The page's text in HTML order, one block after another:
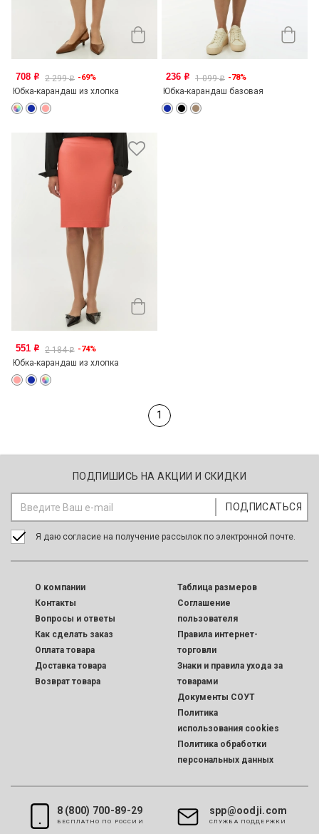
708 o 2 299o -69%
Юбка-карандаш из хлопка
236 o 1 099o -78%
Юбка-карандаш базовая
551 o 2 184o -74%
Юбка-карандаш из хлопка
1
ПОДПИШИСЬ НА АКЦИИ И СКИДКИ
Я даю согласие на получение рассылок по электронной почте.
O компании
Контакты
Вопросы и ответы
Как сделать заказ
Оплата товара
Доставка товара
Возврат товара
Таблица размеров
Соглашение
пользователя
Правила интернет-
торговли
Знаки и правила ухода за
товарами
Документы СОУТ
Политика
использования cookies
Политика обработки
персональных данных
8 (800) 700-89-29
БЕСПЛАТНО ПО РОССИИ
spp@oodji.com
CЛУЖБА ПОДДЕРЖКИ